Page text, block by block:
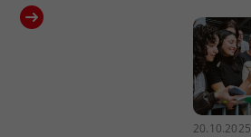
20.10.2025